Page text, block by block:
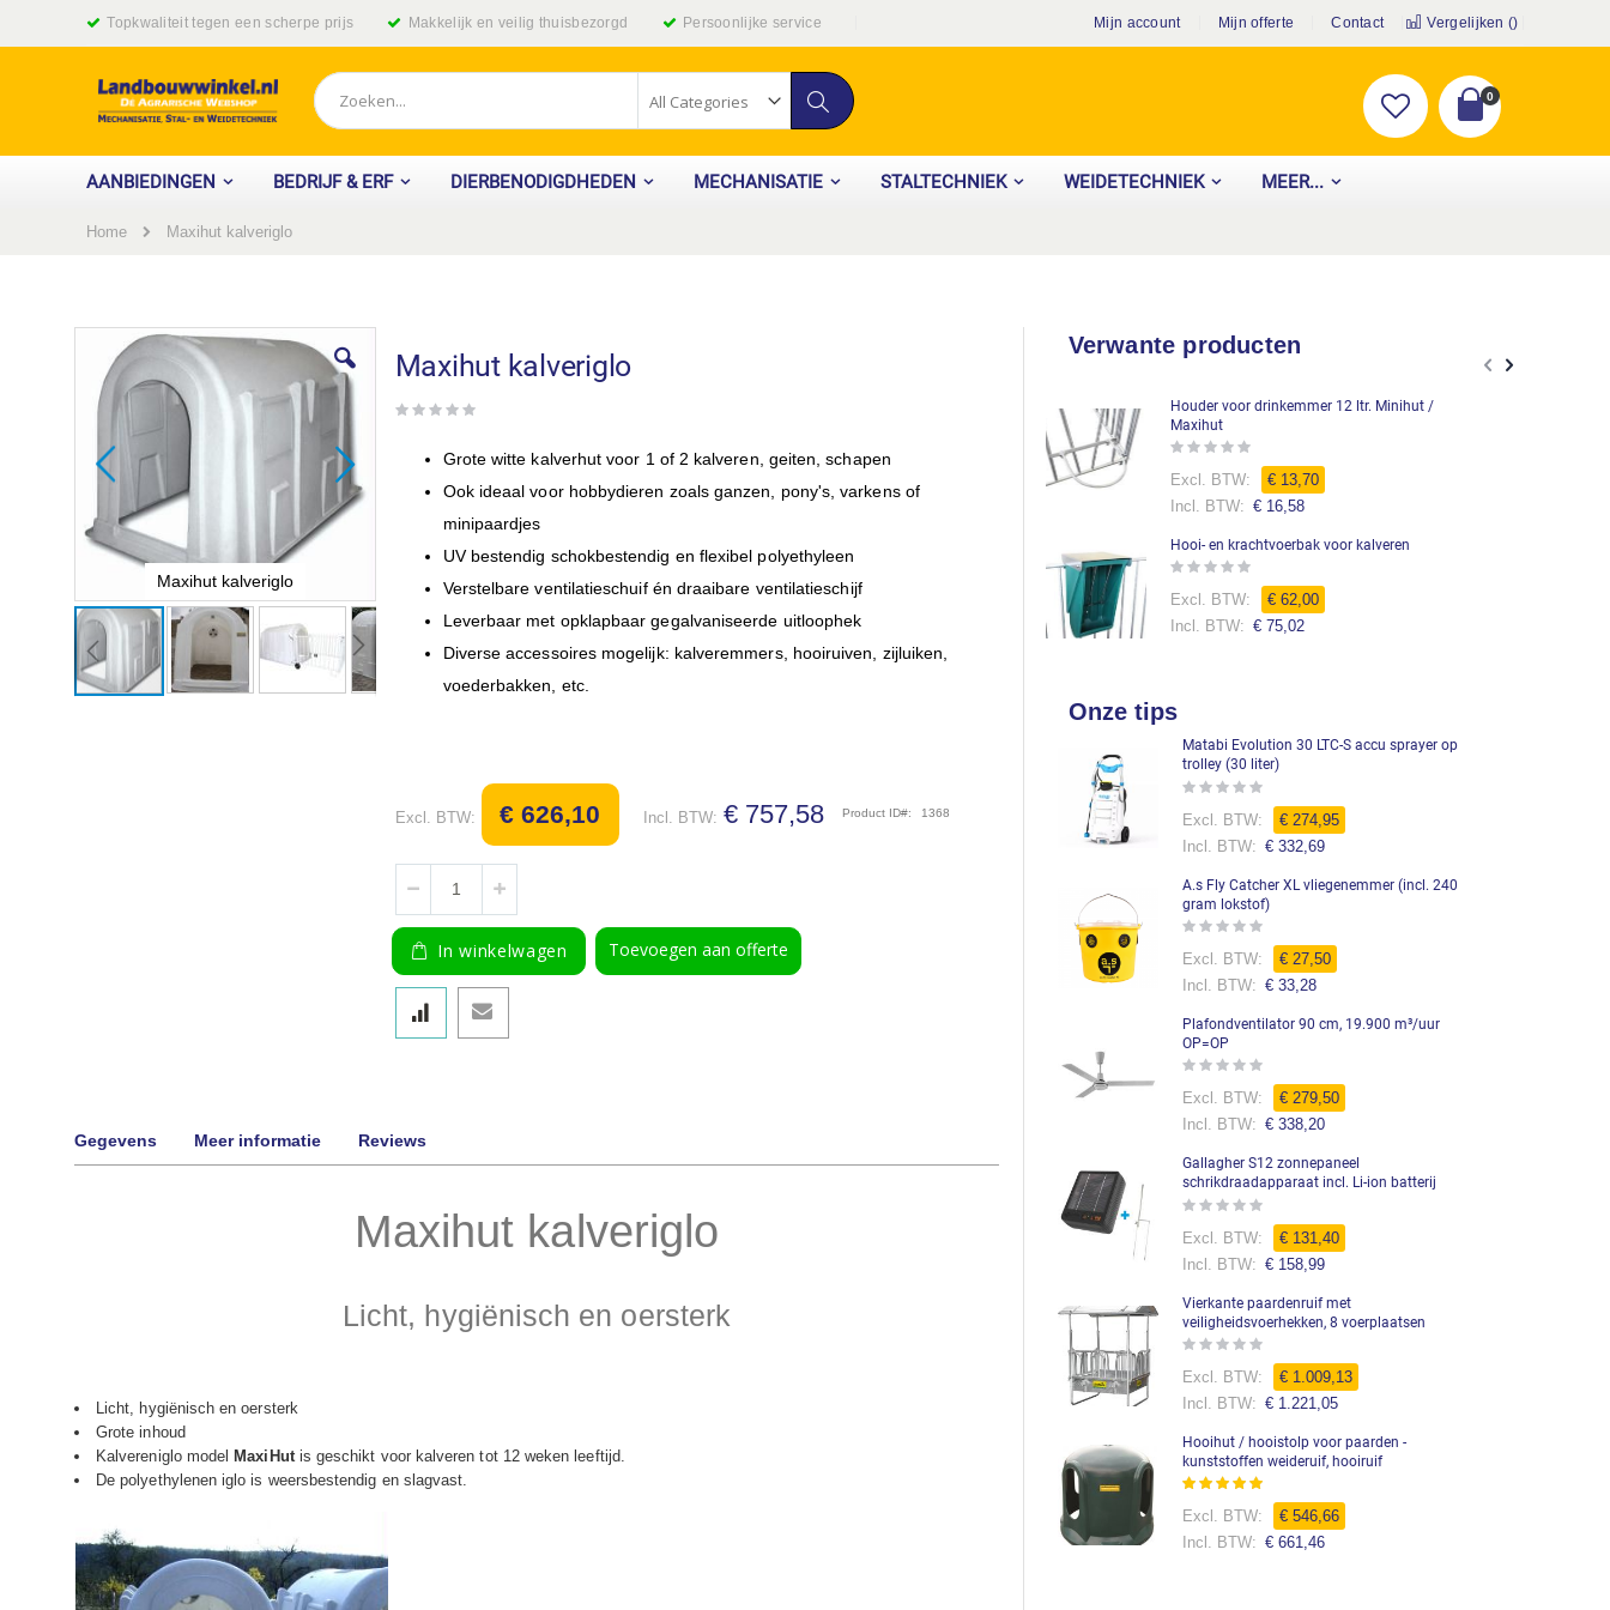
Ga
naar
inhoud
Topkwaliteit tegen een scherpe prijs Makkelijk en veilig thuisbezorgd Persoonlijke service Mijn account Mijn offerte Contact Vergelijken ()
Cart
0producten
Zoek
Zoek
AANBIEDINGEN BEDRIJF & ERF DIERBENODIGDHEDEN MECHANISATIE STALTECHNIEK WEIDETECHNIEK MEER...
Home Maxihut kalveriglo
einde
afbeeldingen-
gallerij
Maxihut kalveriglo Maxihut kalveriglo
Maxihut kalveriglo
Grote witte kalverhut voor 1 of 2 kalveren, geiten, schapen
Ook ideaal voor hobbydieren zoals ganzen, pony's, varkens of
minipaardjes
UV bestendig schokbestendig en flexibel polyethyleen
Verstelbare ventilatieschuif én draaibare ventilatieschijf
Leverbaar met opklapbaar gegalvaniseerde uitloophek
Diverse accessoires mogelijk: kalveremmers, hooiruiven, zijluiken,
voederbakken, etc.
€ 626,10 € 757,58 Product ID 1368
In winkelwagen Toevoegen aan offerte
Gegevens
Maxihut kalveriglo
Licht, hygiënisch en oersterk
Licht, hygiënisch en oersterk
Grote inhoud
Kalvereniglo model MaxiHutis geschikt voor kalveren tot 12 weken leeftijd.
De polyethylenen iglo is weersbestendig en slagvast.
Meer informatie Reviews
Verwante producten
Houder voor drinkemmer 12 ltr. Minihut /
Maxihut
Rating:
€ 13,70
€ 16,58
Hooi- en krachtvoerbak voor kalveren
Rating:
€ 62,00
€ 75,02
Onze tips
Matabi Evolution 30 LTC-S accu sprayer op
trolley (30 liter)
Rating:
€ 274,95
€ 332,69
A.s Fly Catcher XL vliegenemmer (incl. 240
gram lokstof)
Rating:
€ 27,50
€ 33,28
Plafondventilator 90 cm, 19.900 m³/uur
OP=OP
Rating:
€ 279,50
€ 338,20
Gallagher S12 zonnepaneel
schrikdraadapparaat incl. Li-ion batterij
Rating:
€ 131,40
Speciale
€ 158,99
Vierkante paardenruif met
veiligheidsvoerhekken, 8 voerplaatsen
Rating:
€ 1.009,13
Speciale
€ 1.221,05
Hooihut / hooistolp voor paarden -
kunststoffen weideruif, hooiruif
Waardering:
€ 546,66
€ 661,46